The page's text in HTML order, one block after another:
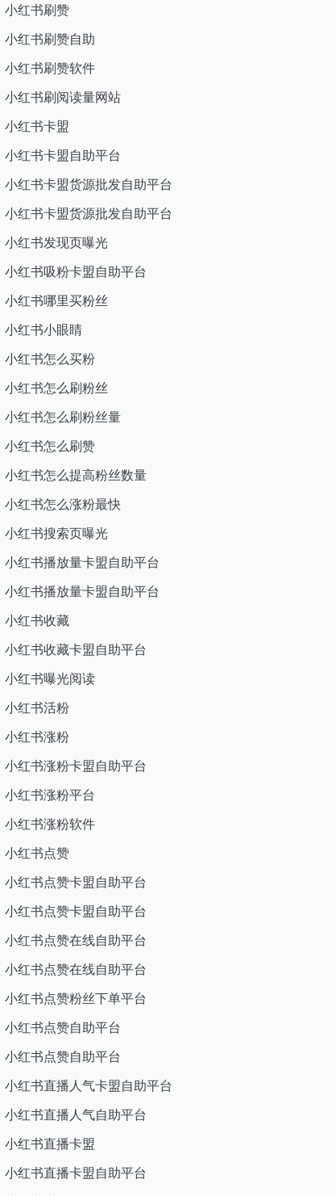
小红书刷赞
小红书刷赞自助
小红书刷赞软件
小红书刷阅读量网站
小红书卡盟
小红书卡盟自助平台
小红书卡盟货源批发自助平台
小红书卡盟货源批发自助平台
小红书发现页曝光
小红书吸粉卡盟自助平台
小红书哪里买粉丝
小红书小眼睛
小红书怎么买粉
小红书怎么刷粉丝
小红书怎么刷粉丝量
小红书怎么刷赞
小红书怎么提高粉丝数量
小红书怎么涨粉最快
小红书搜索页曝光
小红书播放量卡盟自助平台
小红书播放量卡盟自助平台
小红书收藏
小红书收藏卡盟自助平台
小红书曝光阅读
小红书活粉
小红书涨粉
小红书涨粉卡盟自助平台
小红书涨粉平台
小红书涨粉软件
小红书点赞
小红书点赞卡盟自助平台
小红书点赞卡盟自助平台
小红书点赞在线自助平台
小红书点赞在线自助平台
小红书点赞粉丝下单平台
小红书点赞自助平台
小红书点赞自助平台
小红书直播人气卡盟自助平台
小红书直播人气自助平台
小红书直播卡盟
小红书直播卡盟自助平台